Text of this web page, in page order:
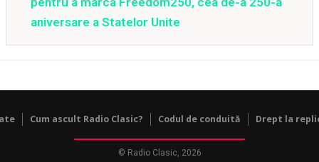
aniversare a Statelor Unite
Cum ascult Radio Clasic? Codul de conduită Drept la
© Radio Clasic, 2026